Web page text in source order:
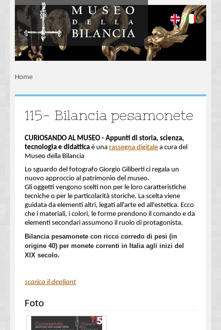
Home /
115- Bilancia pesamonete
CURIOSANDO AL MUSEO - Appunti di storia, scienza,
tecnologia e didattica è una rassegna digitale a cura del
Museo della Bilancia
Lo sguardo del fotografo Giorgio Giliberti ci regala un
nuovo approccio al patrimonio del museo.
Gli oggetti vengono scelti non per le loro caratteristiche
tecniche o per le particolarità storiche. La scelta viene
guidata da elementi altri, legati all'arte ed all'estetica. Ecco
che i materiali, i colori, le forme prendono il comando e da
elementi secondari assumono il ruolo di protagonista.
Bilancia pesamonete con ricco corredo di pesi (in
origine 40) per monete correnti in Italia agli inizi del
XIX secolo.
scarica il depliant
Foto